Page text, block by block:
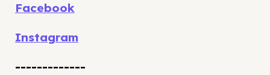
Facebook
Instagram
-------------